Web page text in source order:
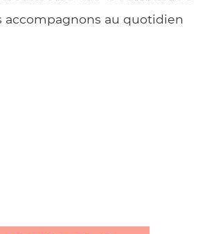
accompagnons au quotidien